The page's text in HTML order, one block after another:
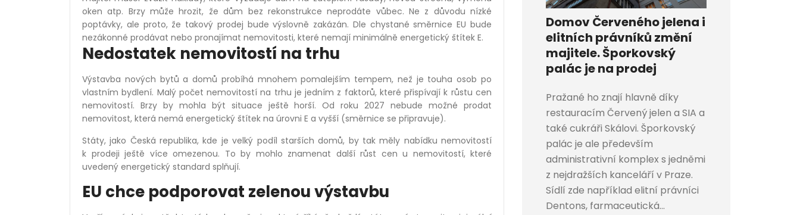
oken atp. Brzy může hrozit, že dům bez rekonstrukce neprodáte vůbec. Ne z důvodu nízké
poptávky, ale proto, že takový prodej bude výslovně zakázán. Dle chystané směrnice EU bude
nezákonné prodávat nebo pronajímat nemovitosti, které nemají minimálně energetický štítek E.
Nedostatek nemovitostí na trhu
Výstavba nových bytů a domů probíhá mnohem pomalejším tempem, než je touha osob po
vlastním bydlení. Malý počet nemovitostí na trhu je jedním z faktorů, které přispívají k růstu cen
nemovitostí. Brzy by mohla být situace ještě horší. Od roku 2027 nebude možné prodat
nemovitost, která nemá energetický štítek na úrovni E a vyšší (směrnice se připravuje).
Státy, jako Česká republika, kde je velký podíl starších domů, by tak měly nabídku nemovitostí
k prodeji ještě více omezenou. To by mohlo znamenat další růst cen u nemovitostí, které
uvedený energetický standard splňují.
EU chce podporovat zelenou výstavbu
Domov Červeného jelena i
elitních právníků změní
majitele. Šporkovský
palác je na prodej
Pražané ho znají hlavně díky
restauracím Červený jelen a SIA a
také cukráři Skálovi. Šporkovský
palác je ale především
administrativní komplex s jedněmi
z nejdražších kanceláří v Praze.
Sídlí zde například elitní právníci
Dentons, farmaceutická...